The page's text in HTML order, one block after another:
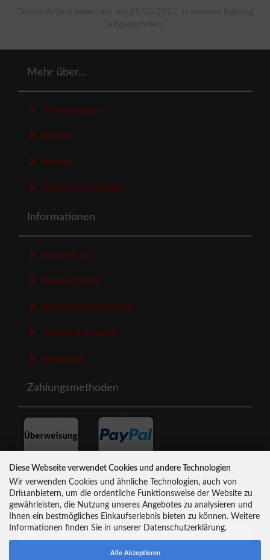
Mehr über...
Öffnungszeiten
Kontakt
Sitemap
Cookie Einstellungen
Informationen
Unsere AGB
Widerrufsrecht
Datenschutzerklaerung
Zahlung & Versand
Impressum
Zahlungsmethoden
Newsletter-Anmeldung
E-Mail-Adresse:
Der Newsletter kann jederzeit hier oder in Ihrem Kundenkonto
Diese Webseite verwendet Cookies und andere Technologien
Wir verwenden Cookies und ähnliche Technologien, auch von
Drittanbietern, um die ordentliche Funktionsweise der Website zu
gewährleisten, die Nutzung unseres Angebotes zu analysieren und
Ihnen ein bestmögliches Einkaufserlebnis bieten zu können. Weitere
Informationen finden Sie in unserer Datenschutzerklärung.
Alle Akzeptieren